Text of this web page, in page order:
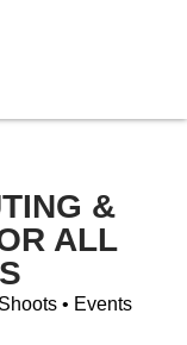
&
ALL
• Events